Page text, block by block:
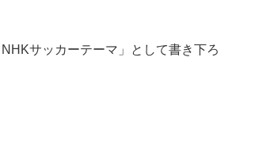
サッカーテーマ」として書き下ろ